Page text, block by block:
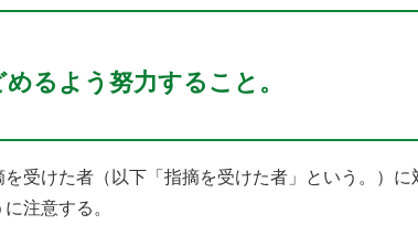
るよう努力すること。
受けた者（以下「指摘を受けた者」という。）
注意する。